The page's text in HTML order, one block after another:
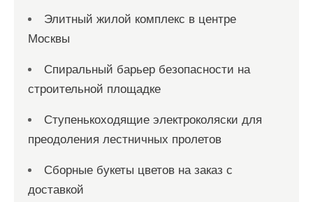
Элитный жилой комплекс в центре
Москвы
Спиральный барьер безопасности на
строительной площадке
Ступенькоходящие электроколяски для
преодоления лестничных пролетов
Сборные букеты цветов на заказ с
доставкой